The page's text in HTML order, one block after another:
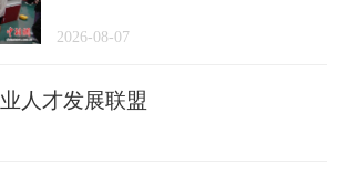
2026-08-07
人才发展联盟